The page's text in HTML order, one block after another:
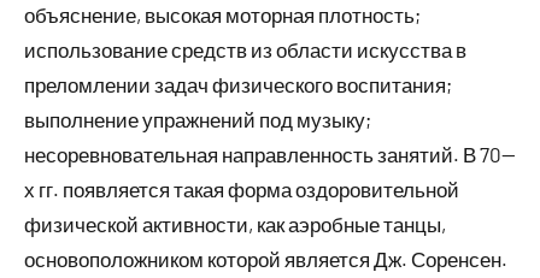
объяснение, высокая моторная плотность;
использование средств из области искусства в
преломлении задач физического воспитания;
выполнение упражнений под музыку;
несоревновательная направленность занятий. В 70—
х гг. появляется такая форма оздоровительной
физической активности, как аэробные танцы,
основоположником которой является Дж. Соренсен.